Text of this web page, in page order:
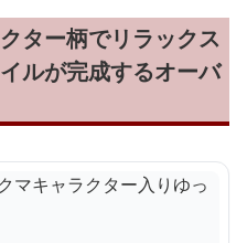
ター柄でリラックス
ルが完成するオーバ